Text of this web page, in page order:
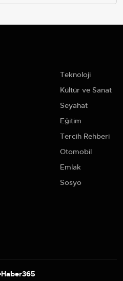
Teknoloji
Kültür ve Sanat
Seyahat
Eğitim
Tercih Rehberi
Otomobil
Emlak
Sosyo
Haber365